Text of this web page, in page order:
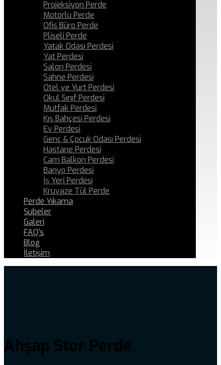
Projeksiyon Perde
Motorlu Perde
Ofis Büro Perde
Pliseli Perde
Yatak Odası Perdesi
Yat Perdesi
Salon Perdesi
Sahne Perdesi
Otel ve Yurt Perdesi
Okul Sınıf Perdesi
Mutfak Perdesi
Kış Bahçesi Perdesi
Ev Perdesi
Genç & Çocuk Odası Perdesi
Hastane Perdesi
Cam Balkon Perdesi
Banyo Perdesi
İş Yeri Perdesi
Kruvaze Tül Perde
Perde Yıkama
Şubeler
Galeri
FAQ’s
Blog
İletişim
Ahşap Stor Perde